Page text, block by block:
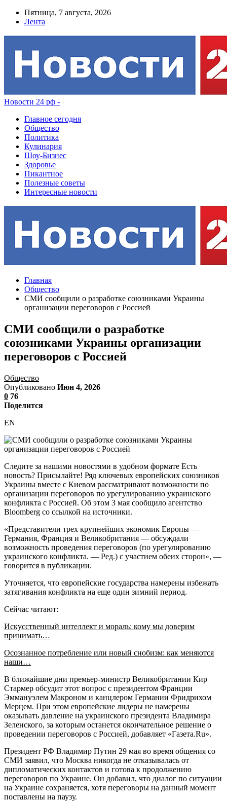
Пятница, 7 августа, 2026
Лента
Новости 24 рф -
Главное сегодня
Общество
Политика
Кулинария
Шоу-Бизнес
Здоровье
Пикантное
Полезные советы
Интересные новости
Главная
Общество
СМИ сообщили о разработке союзниками Украины
организации переговоров с Россией
СМИ сообщили о разработке
союзниками Украины организации
переговоров с Россией
Общество
Опубликовано Июн 4, 2026
0 76
Поделится
EN
Следите за нашими новостями в удобном формате Есть
новость? Присылайте! Ряд ключевых европейских союзников
Украины вместе с Киевом рассматривают возможности по
организации переговоров по урегулированию украинского
конфликта с Россией. Об этом 3 мая сообщило агентство
Bloomberg со ссылкой на источники.
«Представители трех крупнейших экономик Европы —
Германия, Франция и Великобритания — обсуждали
возможность проведения переговоров (по урегулированию
украинского конфликта. — Ред.) с участием обеих сторон», —
говорится в публикации.
Уточняется, что европейские государства намерены избежать
затягивания конфликта на еще один зимний период.
Сейчас читают:
Искусственный интеллект и мораль: кому мы доверим
принимать…
Осознанное потребление или новый снобизм: как меняются
наши…
В ближайшие дни премьер-министр Великобритании Кир
Стармер обсудит этот вопрос с президентом Франции
Эммануэлем Макроном и канцлером Германии Фридрихом
Мерцем. При этом европейские лидеры не намерены
оказывать давление на украинского президента Владимира
Зеленского, за которым останется окончательное решение о
проведении переговоров с Россией, добавляет «Газета.Ru».
Президент РФ Владимир Путин 29 мая во время общения со
СМИ заявил, что Москва никогда не отказывалась от
дипломатических контактов и готова к продолжению
переговоров по Украине. Он добавил, что диалог по ситуации
на Украине сохраняется, хотя переговоры на данный момент
поставлены на паузу.